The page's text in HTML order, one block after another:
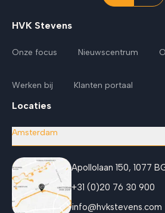
HVK Stevens
Onze focus Nieuwscentrum
Werken bij Klanten portaal
Locaties
Amsterdam
Apollolaan 150, 1077
+31 (0)20 76 30 900
info@hvkstevens.com